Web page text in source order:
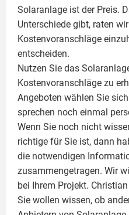
Solaranlage ist der Preis.
Unterschiede gibt, raten
Kostenvoranschläge
entscheiden.
Nutzen Sie das
Kostenvoranschläge zu
Angeboten wählen Sie
sprechen noch einmal
Wenn Sie noch nicht
richtige für Sie ist, dann
die notwendigen
zusammengetragen. Wir
bei Ihrem Projekt.
Sie wollen wissen, ob